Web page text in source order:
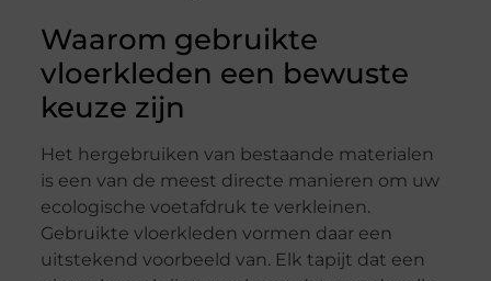
Waarom gebruikte
vloerkleden een bewuste
keuze zijn
Het hergebruiken van bestaande materialen
is een van de meest directe manieren om uw
ecologische voetafdruk te verkleinen.
Gebruikte vloerkleden vormen daar een
uitstekend voorbeeld van. Elk tapijt dat een